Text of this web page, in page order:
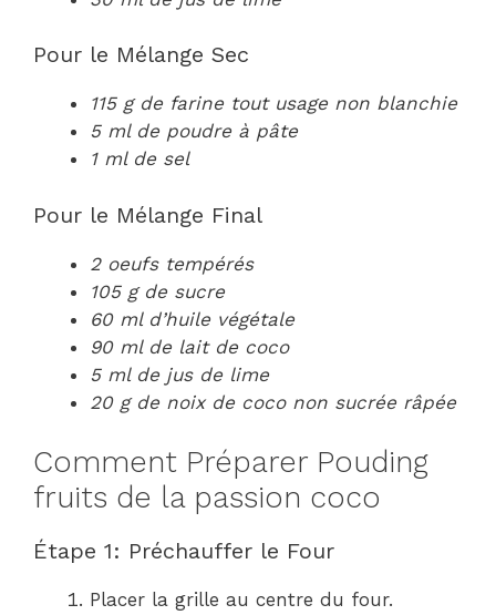
Pour le Mélange Sec
115 g de farine tout usage non blanchie
5 ml de poudre à pâte
1 ml de sel
Pour le Mélange Final
2 oeufs tempérés
105 g de sucre
60 ml d’huile végétale
90 ml de lait de coco
5 ml de jus de lime
20 g de noix de coco non sucrée râpée
Comment Préparer Pouding
fruits de la passion coco
Étape 1: Préchauffer le Four
Placer la grille au centre du four.